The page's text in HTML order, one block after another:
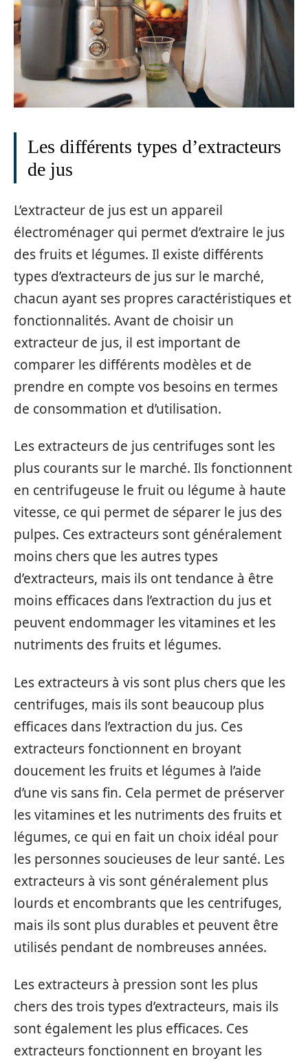
Les différents types d’extracteurs
de jus
L’extracteur de jus est un appareil
électroménager qui permet d’extraire le jus
des fruits et légumes. Il existe différents
types d’extracteurs de jus sur le marché,
chacun ayant ses propres caractéristiques et
fonctionnalités. Avant de choisir un
extracteur de jus, il est important de
comparer les différents modèles et de
prendre en compte vos besoins en termes
de consommation et d’utilisation.
Les extracteurs de jus centrifuges sont les
plus courants sur le marché. Ils fonctionnent
en centrifugeuse le fruit ou légume à haute
vitesse, ce qui permet de séparer le jus des
pulpes. Ces extracteurs sont généralement
moins chers que les autres types
d’extracteurs, mais ils ont tendance à être
moins efficaces dans l’extraction du jus et
peuvent endommager les vitamines et les
nutriments des fruits et légumes.
Les extracteurs à vis sont plus chers que les
centrifuges, mais ils sont beaucoup plus
efficaces dans l’extraction du jus. Ces
extracteurs fonctionnent en broyant
doucement les fruits et légumes à l’aide
d’une vis sans fin. Cela permet de préserver
les vitamines et les nutriments des fruits et
légumes, ce qui en fait un choix idéal pour
les personnes soucieuses de leur santé. Les
extracteurs à vis sont généralement plus
lourds et encombrants que les centrifuges,
mais ils sont plus durables et peuvent être
utilisés pendant de nombreuses années.
Les extracteurs à pression sont les plus
chers des trois types d’extracteurs, mais ils
sont également les plus efficaces. Ces
extracteurs fonctionnent en broyant les